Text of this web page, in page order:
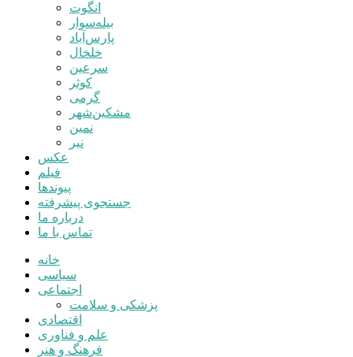
انگوت
بیله‌سوار
پارس‌آباد
خلخال
سرعین
کوثر
گرمی
مشکین‌شهر
نمین
نیر
عکس
فیلم
پیوندها
جستجوی پیشرفته
درباره ما
تماس با ما
خانه
سیاسی
اجتماعی
پزشکی و سلامت
اقتصادی
علم و فناوری
فرهنگ و هنر